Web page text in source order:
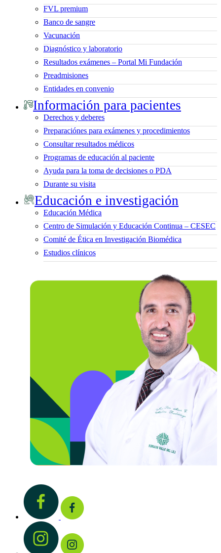
FVL premium
Banco de sangre
Vacunación
Diagnóstico y laboratorio
Resultados exámenes – Portal Mi Fundación
Preadmisiones
Entidades en convenio
Información para pacientes
Derechos y deberes
Preparaciónes para exámenes y procedimientos
Consultar resultados médicos
Programas de educación al paciente
Ayuda para la toma de decisiones o PDA
Durante su visita
Educación e investigación
Educación Médica
Centro de Simulación y Educación Continua – CESEC
Comité de Ética en Investigación Biomédica
Estudios clínicos